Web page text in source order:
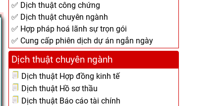
✅ Dịch thuật công chứng
✅ Dịch thuật chuyên ngành
✅ Hợp pháp hoá lãnh sự trọn gói
✅ Cung cấp phiên dịch dự án ngắn ngày
Dịch thuật chuyên ngành
Dịch thuật Hợp đồng kinh tế
Dịch thuật Hồ sơ thầu
Dịch thuật Báo cáo tài chính